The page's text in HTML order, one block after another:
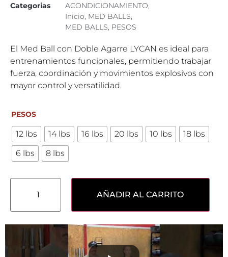
Categorias
ACONDICIONAMIENTO,
Inicio, MED BALLS,
MED BALLS, PESOS
El Med Ball con Doble Agarre LYCAN es ideal para
entrenamientos funcionales, permitiendo trabajar
fuerza, coordinación y movimientos explosivos con
mayor control y versatilidad.
PESOS
12 lbs 14 lbs 16 lbs 20 lbs 10 lbs
18 lbs
6 lbs
8 lbs
AÑADIR AL CARRITO